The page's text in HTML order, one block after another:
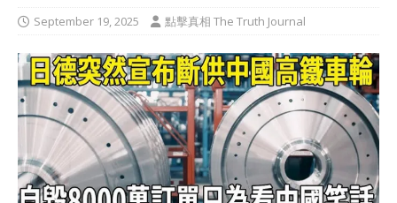
September 19, 2025 點擊真相 The Truth Journal